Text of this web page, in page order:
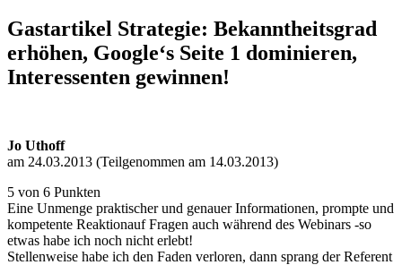
Gastartikel Strategie: Bekanntheitsgrad
erhöhen, Google‘s Seite 1 dominieren,
Interessenten gewinnen!
Jo Uthoff
am 24.03.2013 (Teilgenommen am 14.03.2013)
5 von 6 Punkten
Eine Unmenge praktischer und genauer Informationen, prompte und
kompetente Reaktionauf Fragen auch während des Webinars -so
etwas habe ich noch nicht erlebt!
Stellenweise habe ich den Faden verloren, dann sprang der Referent